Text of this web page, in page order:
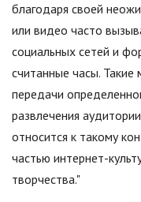
благодаря своей
или видео часто
социальных сетей и
считанные часы.
передачи
развлечения
относится к такому
частью интернет-
творчества."